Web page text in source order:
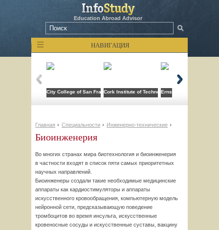
Education Abroad Advisor
НАВИГАЦИЯ
City College of San FranciscoCork Institute of TechnologyErnst-Abbe-Hochschule
Главная Специальности Инженерно-технические
Биоинженерия
Во многих странах мира биотехнология и биоинженерия
в частности входят в список пяти самых приоритетных
научных направлений.
Биоинженеры создали такие необходимые медицинские
аппараты как кардиостимуляторы и аппараты
искусственного кровообращения, компьютерную модель
нейронной сети, предсказывающую поведение
тромбоцитов во время инсульта, искусственные
кровеносные сосуды и искусственные суставы, вакцину